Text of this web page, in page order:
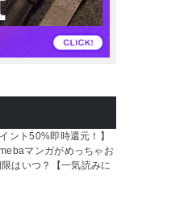
ント50%即時還元！】
マンガがめっちゃお
はいつ？【一気読みに